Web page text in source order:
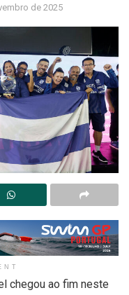
de 2025
chegou ao fim neste